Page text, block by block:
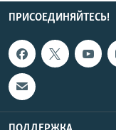
ПРИСОЕДИНЯЙТЕСЬ!